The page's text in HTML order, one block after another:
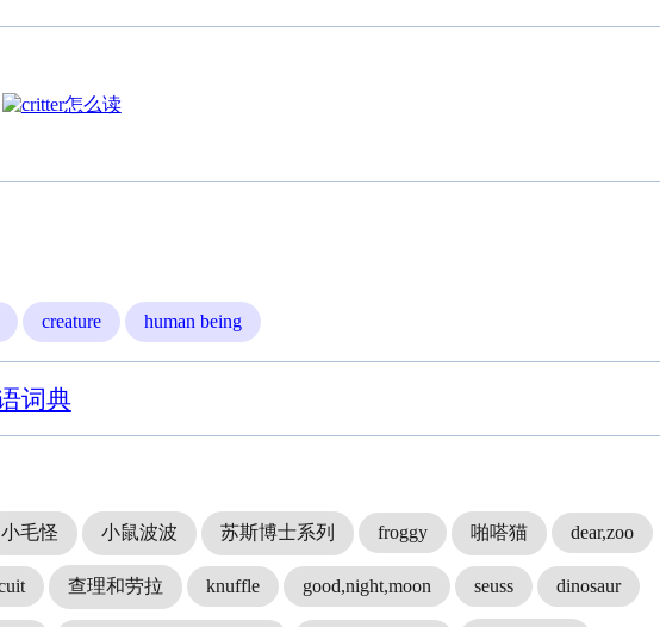
creature human being
词典
小毛怪 小鼠波波 苏斯博士系列 froggy 啪嗒猫 dear,zoo
查理和劳拉 knuffle good,night,moon seuss dinosaur